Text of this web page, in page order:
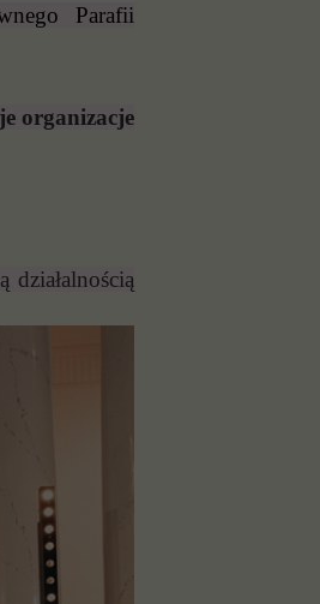
Parafii
organizacje
działalnością